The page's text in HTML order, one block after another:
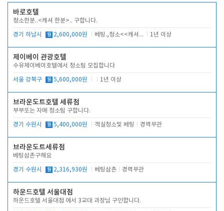
바로호텔
청소한분..<캐셔 한분>.. 구합니다.
경기 하남시 월 2,600,000원 베팅.,청소<<캐셔 모셔봅니다. 1년 이상
제이베이 관광호텔
수유제이베이호텔에서 청소팀 모집합니다
서울 강북구 월 5,600,000원 1년 이상
브라운도트호텔 세류점
부부또는 자매 청소팀 구합니다.
경기 수원시 월 5,400,000원 객실청소및 베팅 경력무관
브라운도트세류점
베팅삼촌구해요
경기 수원시 월 2,316,930원 베팅삼촌 경력무관
하운드호텔 서울대점
하운드호텔 서울대점 에서 3교대 과장님 구인합니다.